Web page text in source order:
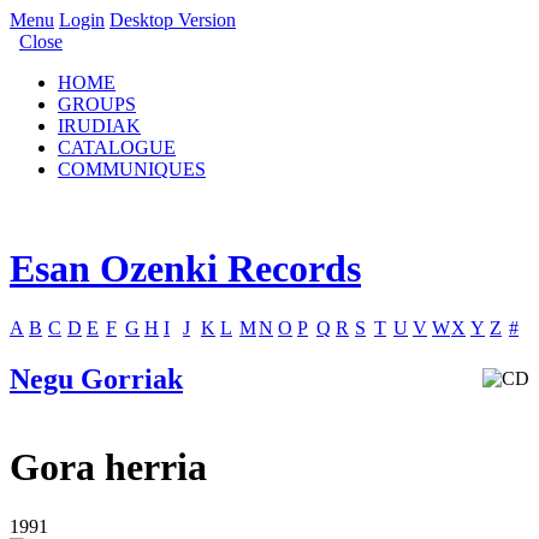
Menu Login Desktop Version
Close
HOME
GROUPS
IRUDIAK
CATALOGUE
COMMUNIQUES
Esan Ozenki Records
A B C D E F G H I J K L MN O P Q R S T U V WX Y Z #
Negu Gorriak
Gora herria
1991